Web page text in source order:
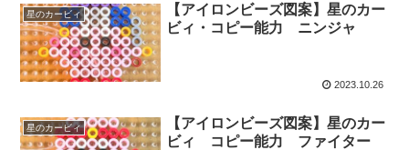
星のカービィ
【アイロンビーズ図案】星のカー
ビィ・コピー能力 ニンジャ
2023.10.26
星のカービィ
【アイロンビーズ図案】星のカー
ビィ コピー能力 ファイター